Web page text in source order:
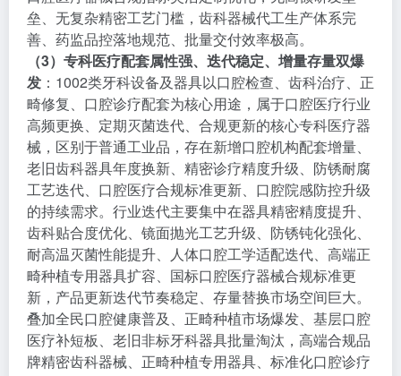
垒、无复杂精密工艺门槛，齿科器械代工生产体系完
善、药监品控落地规范、批量交付效率极高。
（3）专科医疗配套属性强、迭代稳定、增量存量双爆
发 ：1002类牙科设备及器具以口腔检查、齿科治疗、正
畸修复、口腔诊疗配套为核心用途，属于口腔医疗行业
高频更换、定期灭菌迭代、合规更新的核心专科医疗器
械，区别于普通工业品，存在新增口腔机构配套增量、
老旧齿科器具年度换新、精密诊疗精度升级、防锈耐腐
工艺迭代、口腔医疗合规标准更新、口腔院感防控升级
的持续需求。行业迭代主要集中在器具精密精度提升、
齿科贴合度优化、镜面抛光工艺升级、防锈钝化强化、
耐高温灭菌性能提升、人体口腔工学适配迭代、高端正
畸种植专用器具扩容、国标口腔医疗器械合规标准更
新，产品更新迭代节奏稳定、存量替换市场空间巨大。
叠加全民口腔健康普及、正畸种植市场爆发、基层口腔
医疗补短板、老旧非标牙科器具批量淘汰，高端合规品
牌精密齿科器械、正畸种植专用器具、标准化口腔诊疗